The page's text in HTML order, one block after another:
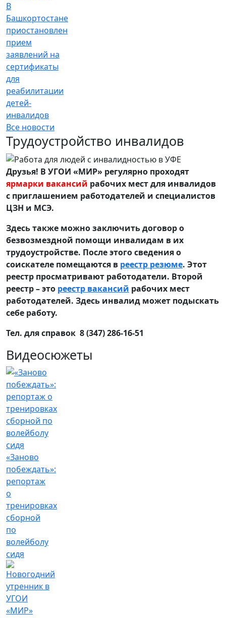
В
Башкортостане
приостановлен
прием
заявлений на
сертификаты
для
реабилитации
детей-
инвалидов
Все новости
Трудоустройство инвалидов
Друзья! В УГОИ «МИР» регулярно проходят
ярмарки вакансий рабочих мест для инвалидов
с приглашением работодателей и специалистов
ЦЗН и МСЭ.
Здесь также можно заключить договор о
безвозмездной помощи инвалидам в их
трудоустройстве. После этого сведения о
соискателе помещаются в реестр резюме. Этот
реестр просматривают работодатели. Второй
реестр – это реестр вакансий рабочих мест
работодателей. Здесь инвалид может подыскать
себе работу.
Тел. для справок 8 (347) 286-16-51
Видеосюжеты
«Заново
побеждать»:
репортаж
о
тренировках
сборной
по
волейболу
сидя